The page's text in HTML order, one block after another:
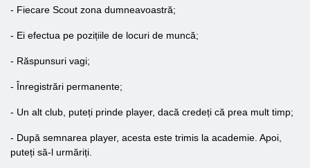
- Fiecare Scout zona dumneavoastră;
- Ei efectua pe pozițiile de locuri de muncă;
- Răspunsuri vagi;
- Înregistrări permanente;
- Un alt club, puteți prinde player, dacă credeți că prea mult timp;
- După semnarea player, acesta este trimis la academie. Apoi,
puteți să-l urmăriți.